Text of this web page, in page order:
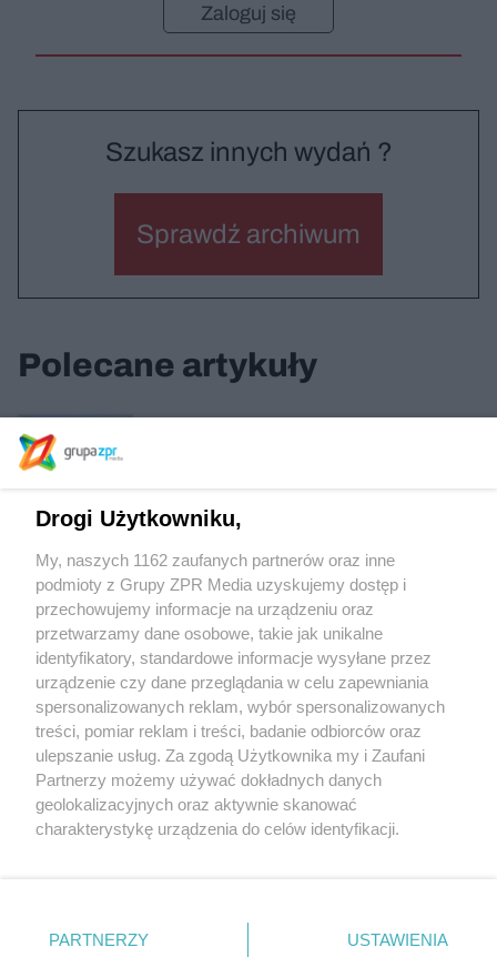
Zaloguj się
Szukasz innych wydań ?
Sprawdź archiwum
Polecane artykuły
Wormhouse w Zabłociu
Hotel Morfeusz w Makao projektu Zaha Hadid
Architects
Żaden utwór zamieszczony w serwisie nie może być powielany i
rozpowszechniany lub dalej rozpowszechniany w jakikolwiek sposób (w tym
zabronione pod groźbą kary i może być ścigane prawnie.
Drogi Użytkowniku,
My, naszych 1162 zaufanych partnerów oraz inne
podmioty z Grupy ZPR Media uzyskujemy dostęp i
przechowujemy informacje na urządzeniu oraz
przetwarzamy dane osobowe, takie jak unikalne
identyfikatory, standardowe informacje wysyłane przez
urządzenie czy dane przeglądania w celu zapewniania
spersonalizowanych reklam, wybór spersonalizowanych
treści, pomiar reklam i treści, badanie odbiorców oraz
ulepszanie usług. Za zgodą Użytkownika my i Zaufani
Partnerzy możemy używać dokładnych danych
geolokalizacyjnych oraz aktywnie skanować
charakterystykę urządzenia do celów identyfikacji.
zmienić/wycofać klikając przycisk ustawień prywatności
PARTNERZY USTAWIENIA